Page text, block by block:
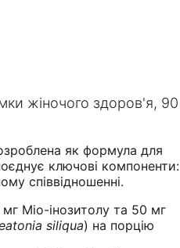
жіночого здоров'я, 90
як формула для
ключові компоненти:
співвідношенні.
Міо-інозитолу та 50 мг
siliqua) на порцію